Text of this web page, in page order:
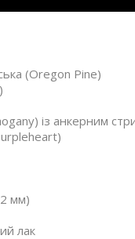
(Oregon Pine)
із анкерним
мм)
лак